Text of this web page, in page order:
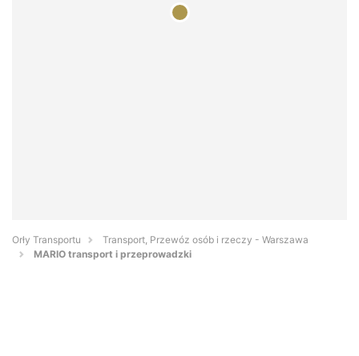
Orły Transportu
Transport, Przewóz osób i rzeczy - Warszawa
MARIO transport i przeprowadzki